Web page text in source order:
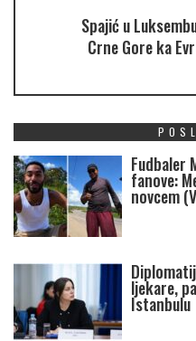
Spajić u
Crne Gore ka
Fudbaler
fanove:
novcem
ljekare,
Istanbulu